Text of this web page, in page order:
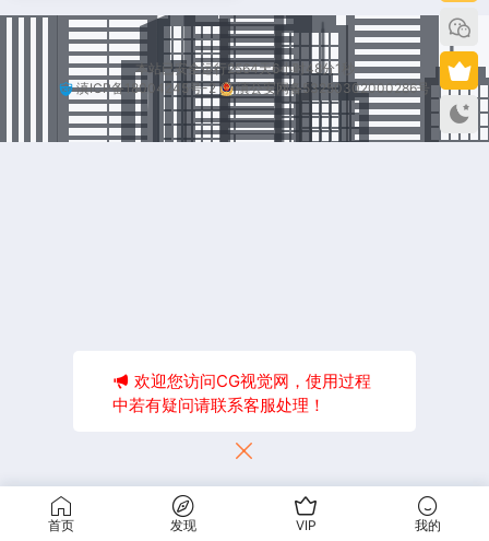
本站已安全运行2564天6小时48分1秒
滇ICP备18004245号-2
滇公安网备53250302000286号
首页 发现 VIP 我的
欢迎您访问CG视觉网，使用过程
中若有疑问请联系客服处理！